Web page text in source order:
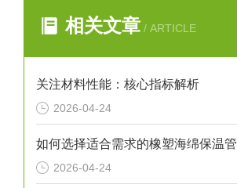
相关文章 / ARTICLE
关注材料性能：核心指标解析
2026-04-24
如何选择适合需求的橡塑海绵保温管
2026-04-24